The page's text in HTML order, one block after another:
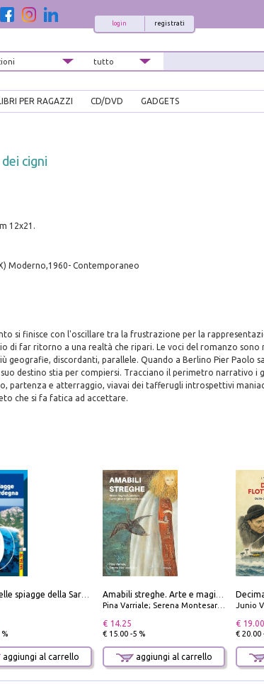
registrati
login
LIBRI PER RAGAZZI CD/DVD GADGETS
cigni
12x21.
Moderno,1960- Contemporaneo
si finisce con l'oscillare tra la frustrazione per la
di far ritorno a una realtà che ripari. Le voci del romanzo sono
geografie, discordanti, parallele. Quando a Berlino Pier Paolo
destino stia per compiersi. Tracciano il perimetro narrativo i
partenza e atterraggio, viavai dei tafferugli introspettivi
che si fa fatica ad accettare.
Carta delle spiagge della Sardegna. Con custodia
aggiungi al carrello
Amabili streghe. Arte e magie di Leonora Carrington e Remedios Varo
Pina Varriale; Serena Montesarchio
€ 14.25
€ 15.00 -5 %
aggiungi al carrello
Junio
€ 19.00
€ 20.00